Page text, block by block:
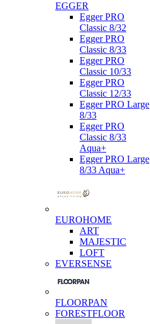
EGGER
Egger PRO
Classic 8/32
Egger PRO
Classic 8/33
Egger PRO
Classic 10/33
Egger PRO
Classic 12/33
Egger PRO Large
8/33
Egger PRO
Classic 8/33
Aqua+
Egger PRO Large
8/33 Aqua+
EUROHOME
ART
MAJESTIC
LOFT
EVERSENSE
FLOORPAN
FORESTFLOOR